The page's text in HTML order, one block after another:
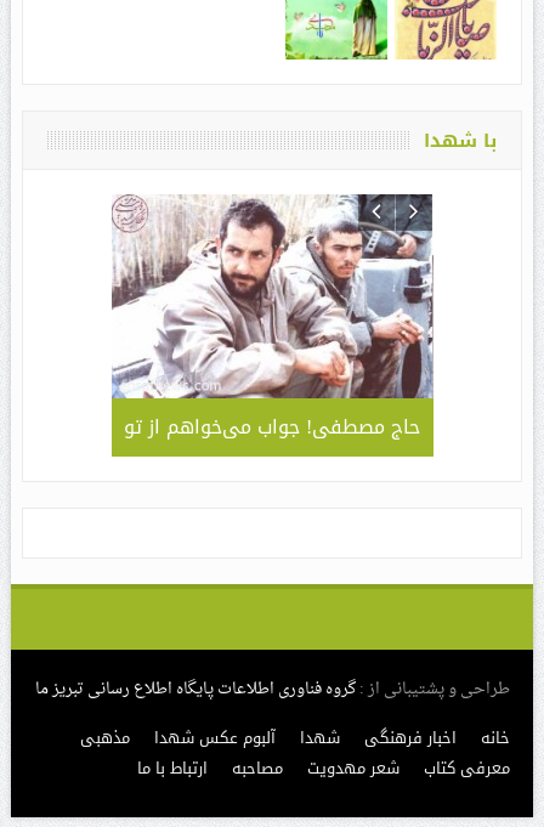
با شهدا
جلوه
سبک و
حاج مصطفی! جواب می‌خواهم از تو
– کاربردی
مهدی ” /
طراحی و پشتیبانی از : گروه فناوری اطلاعات پایگاه اطلاع رسانی تبریز ما
خانه
اخبار فرهنگی شهدا آلبوم عکس شهدا
مذهبی
معرفی کتاب
شعر مهدویت مصاحبه ارتباط با ما